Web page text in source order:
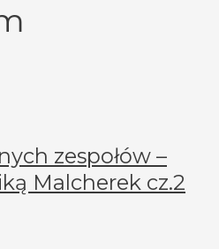
zespołów –
Malcherek cz.2